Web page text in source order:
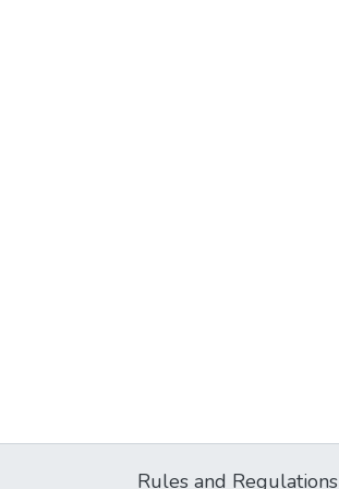
Rules and Regulations